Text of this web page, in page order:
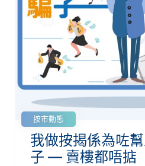
按市動態
我做按揭係為咗
子 — 賣樓都唔掂